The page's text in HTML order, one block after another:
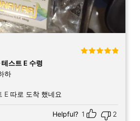
스트 E 수령
하
E 따로 도착 했네요
Helpful? 1 2